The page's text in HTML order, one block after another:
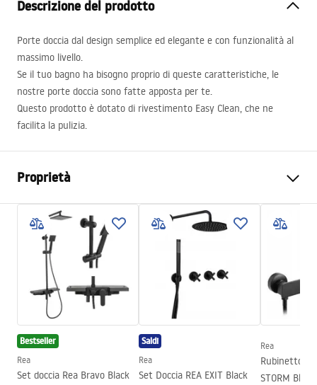
Descrizione del prodotto
Porte doccia dal design semplice ed elegante e con funzionalità al
massimo livello.
Se il tuo bagno ha bisogno proprio di queste caratteristiche, le
nostre porte doccia sono fatte apposta per te.
Questo prodotto è dotato di rivestimento Easy Clean, che ne
facilita la pulizia.
Proprietà
Modo di apertura della porta
Inclinabile
Dimensioni porta
120
La direzione della porta
Spessore del vetro
6 mm
Altezza della porta doccia
200
Larghezza ingresso
60 cm
Materiale dei profili
Materiale manico
Alluminio
Bestseller
Rea
Set doccia Rea Bravo Black
Saldi
Rea
Set Doccia REA EXIT Black
Rea
Rubinetto
STORM Black